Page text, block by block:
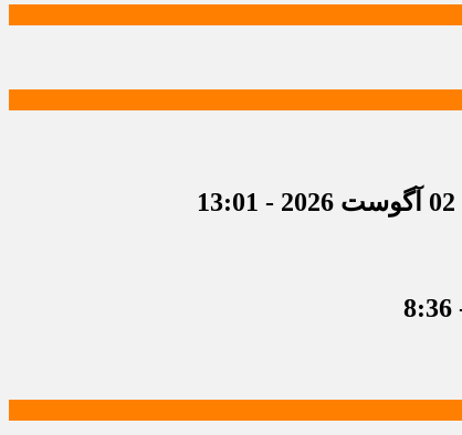
02 آگوست 2026 - 13:01